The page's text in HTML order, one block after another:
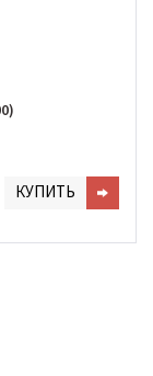
КУПИТЬ